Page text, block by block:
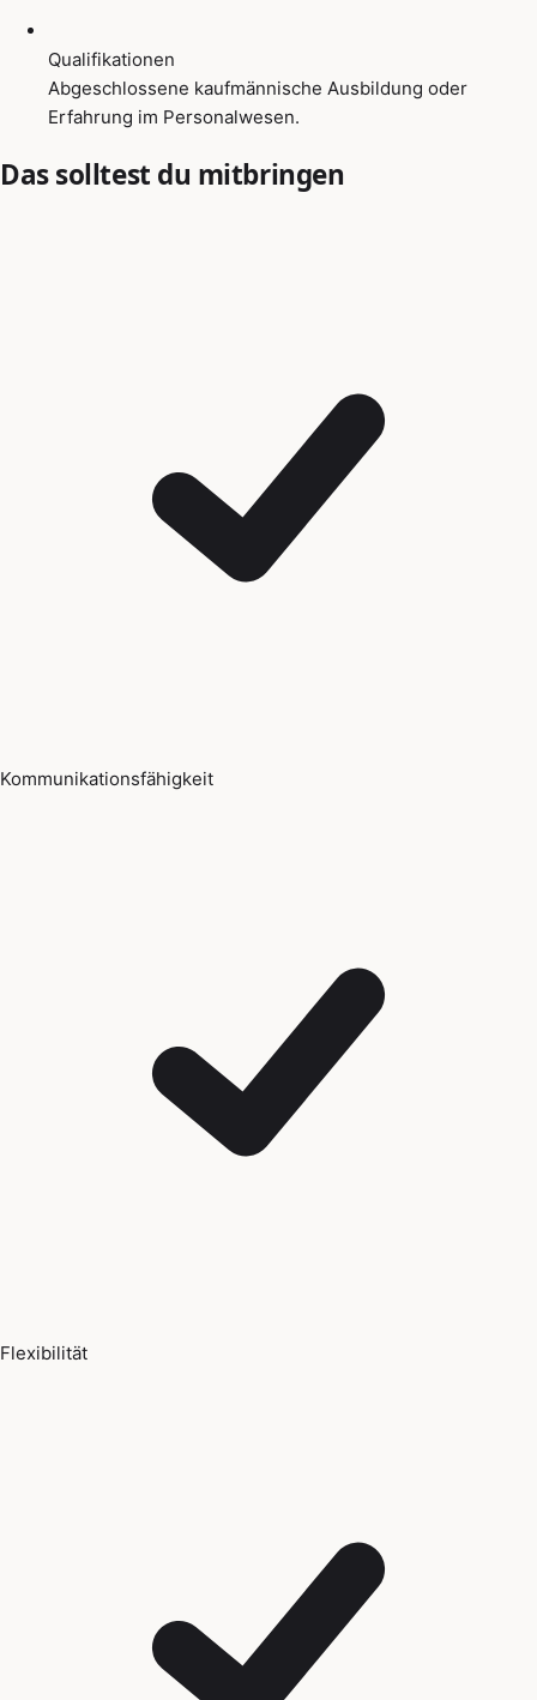
Qualifikationen
Abgeschlossene kaufmännische Ausbildung oder
Erfahrung im Personalwesen.
Das solltest du mitbringen
Kommunikationsfähigkeit
Flexibilität